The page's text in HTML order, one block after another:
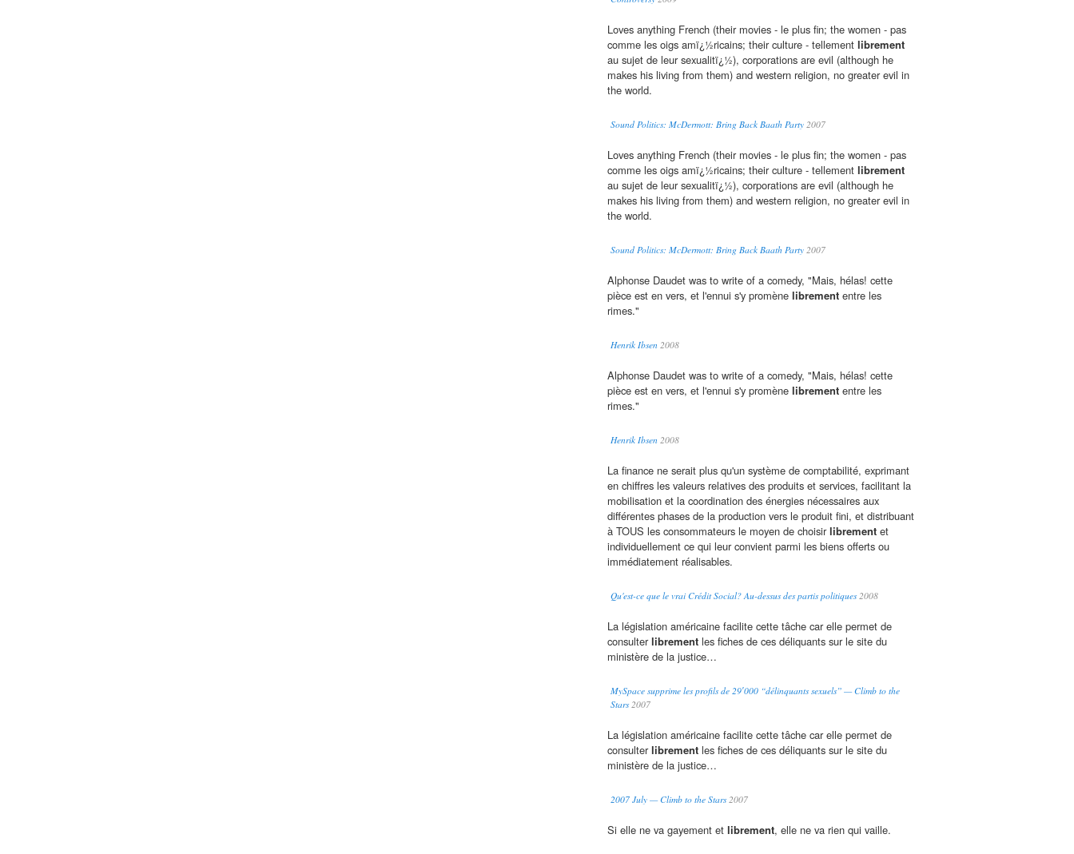
Loves anything French (their movies - le plus fin; the women - pas
comme les oigs amï¿½ricains; their culture - tellement librement
au sujet de leur sexualitï¿½), corporations are evil (although he
makes his living from them) and western religion, no greater evil in
the world.
Sound Politics: McDermott: Bring Back Baath Party 2007
Loves anything French (their movies - le plus fin; the women - pas
comme les oigs amï¿½ricains; their culture - tellement librement
au sujet de leur sexualitï¿½), corporations are evil (although he
makes his living from them) and western religion, no greater evil in
the world.
Sound Politics: McDermott: Bring Back Baath Party 2007
Alphonse Daudet was to write of a comedy, "Mais, hélas! cette
pièce est en vers, et l'ennui s'y promène librement entre les
rimes."
Henrik Ibsen 2008
Alphonse Daudet was to write of a comedy, "Mais, hélas! cette
pièce est en vers, et l'ennui s'y promène librement entre les
rimes."
Henrik Ibsen 2008
La finance ne serait plus qu'un système de comptabilité, exprimant
en chiffres les valeurs relatives des produits et services, facilitant la
mobilisation et la coordination des énergies nécessaires aux
différentes phases de la production vers le produit fini, et distribuant
à TOUS les consommateurs le moyen de choisirlibrement et
individuellement ce qui leur convient parmi les biens offerts ou
immédiatement réalisables.
Qu'est-ce que le vrai Crédit Social? Au-dessus des partis politiques2008
La législation américaine facilite cette tâche car elle permet de
consulterlibrement les fiches de ces déliquants sur le site du
ministère de la justice…
MySpace supprime les profils de 29′000 “délinquants sexuels” — Climb to the
Stars2007
La législation américaine facilite cette tâche car elle permet de
consulterlibrement les fiches de ces déliquants sur le site du
ministère de la justice…
2007 July — Climb to the Stars2007
Si elle ne va gayement et librement, elle ne va rien qui vaille.